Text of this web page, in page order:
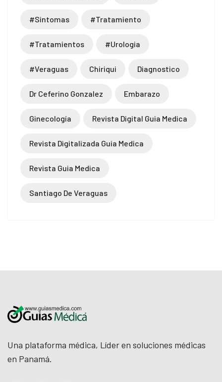
#sintomas #tratamiento
#tratamientos #urologia
#veraguas Chiriqui Diagnostico
Dr Ceferino Gonzalez Embarazo
Ginecología Revista Digital Guia Medica
Revista Digitalizada Guia Medica
Revista Guia Medica
Santiago De Veraguas
Una plataforma médica, Líder en soluciones médicas
en Panamá.